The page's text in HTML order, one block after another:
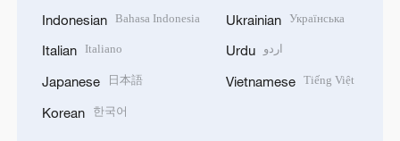
Indonesian Bahasa Indonesia
Italian Italiano
Japanese 日本語
Korean 한국어
Ukrainian Українська
Urdu اردو
Vietnamese Tiếng Việt